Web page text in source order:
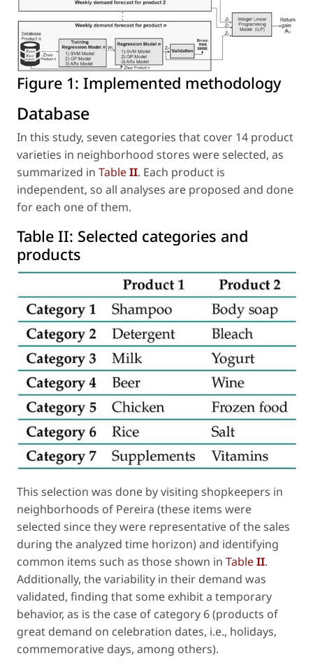
Figure 1: Implemented methodology
Database
In this study, seven categories that cover 14 product
varieties in neighborhood stores were selected, as
summarized in TableII. Each product is
independent, so all analyses are proposed and done
for each one of them.
Table II: Selected categories and
products
This selection was done by visiting shopkeepers in
neighborhoods of Pereira (these items were
selected since they were representative of the sales
during the analyzed time horizon) and identifying
common items such as those shown in TableII.
Additionally, the variability in their demand was
validated, finding that some exhibit a temporary
behavior, as is the case of category 6 (products of
great demand on celebration dates, i.e., holidays,
commemorative days, among others).